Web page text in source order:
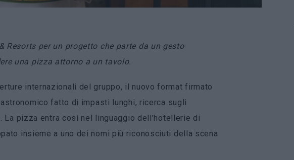
Resorts per un progetto che parte da un gesto
una pizza attorno a un tavolo.
internazionali del gruppo, il nuovo format firmato
fatto di impasti lunghi, ricerca sugli
pizza entra così nel linguaggio dell’hotellerie di
insieme a uno dei nomi più riconosciuti della scena